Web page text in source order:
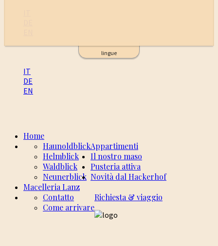
lingue
IT
DE
EN
Home
Appartimenti
Haunoldblick
Helmblick
Waldblick
Neunerblick
Il nostro maso
Pusteria attiva
Novità dal Hackerhof
Macelleria Lanz
Richiesta & viaggio
Contatto
Come arrivare